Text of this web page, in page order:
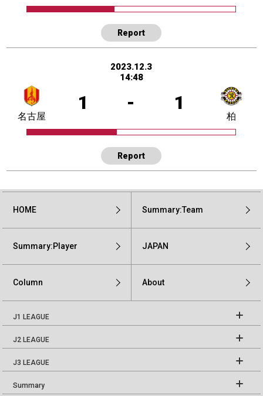
Report
2023.12.3
14:48
1 - 1
名古屋 柏
Report
HOME Summary:Team
Summary:Player JAPAN
Column About
J1 LEAGUE
J2 LEAGUE
J3 LEAGUE
Summary